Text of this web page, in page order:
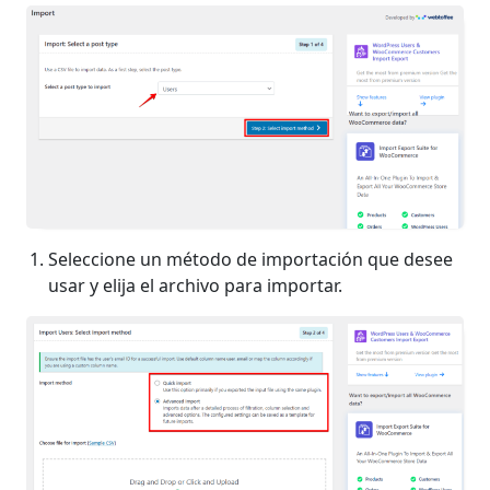
Seleccione un método de importación que desee
usar y elija el archivo para importar.